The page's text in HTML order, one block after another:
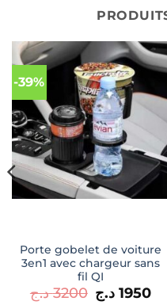
-39%
Porte gobelet de voiture
3en1 avec chargeur sans
fil QI
3200 د.ج
Le
prix 1950 د.ج
Le